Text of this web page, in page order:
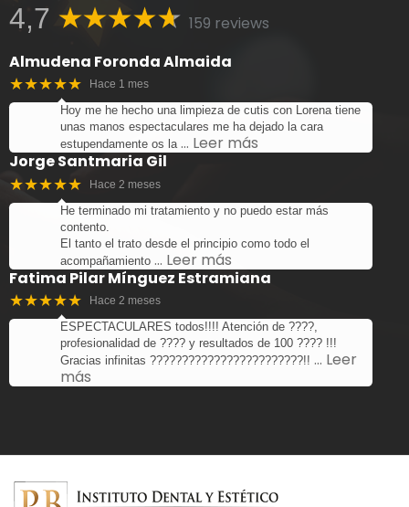
4,7
159 reviews
Almudena Foronda Almaida
★★★★★ Hace 1 mes
Hoy me he hecho una limpieza de cutis con Lorena tiene
unas manos espectaculares me ha dejado la cara
estupendamente os la … Leer más
Jorge Santmaria Gil
★★★★★ Hace 2 meses
He terminado mi tratamiento y no puedo estar más
contento.
El tanto el trato desde el principio como todo el
acompañamiento … Leer más
Fatima Pilar Mínguez Estramiana
★★★★★ Hace 2 meses
ESPECTACULARES todos!!!! Atención de ????,
profesionalidad de ???? y resultados de 100 ???? !!!
Gracias infinitas ????????????????????????!! … Leer
más